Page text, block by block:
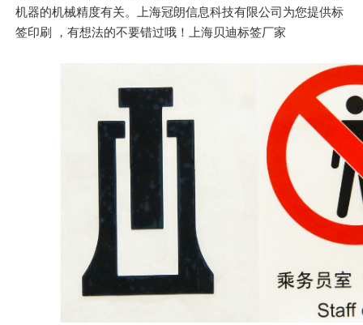
机器的机械精度有关。上海冠朗信息科技有限公司为您提供标
签印刷 ，有想法的不要错过哦！上海贝迪标签厂家